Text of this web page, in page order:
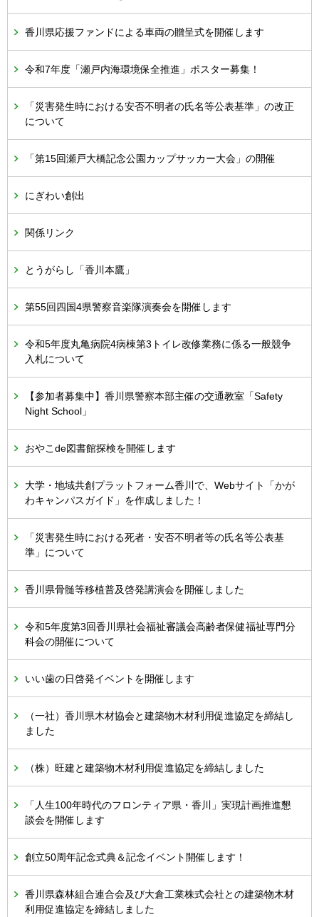
香川県応援ファンドによる車両の贈呈式を開催します
令和7年度「瀬戸内海環境保全推進」ポスター募集！
「災害発生時における安否不明者の氏名等公表基準」の改正
について
「第15回瀬戸大橋記念公園カップサッカー大会」の開催
にぎわい創出
関係リンク
とうがらし「香川本鷹」
第55回四国4県警察音楽隊演奏会を開催します
令和5年度丸亀病院4病棟第3トイレ改修業務に係る一般競争
入札について
【参加者募集中】香川県警察本部主催の交通教室「Safety
Night School」
おやこde図書館探検を開催します
大学・地域共創プラットフォーム香川で、Webサイト「かが
わキャンパスガイド」を作成しました！
「災害発生時における死者・安否不明者等の氏名等公表基
準」について
香川県骨髄等移植普及啓発講演会を開催しました
令和5年度第3回香川県社会福祉審議会高齢者保健福祉専門分
科会の開催について
いい歯の日啓発イベントを開催します
（一社）香川県木材協会と建築物木材利用促進協定を締結し
ました
（株）旺建と建築物木材利用促進協定を締結しました
「人生100年時代のフロンティア県・香川」実現計画推進懇
談会を開催します
創立50周年記念式典＆記念イベント開催します！
香川県森林組合連合会及び大倉工業株式会社との建築物木材
利用促進協定を締結しました